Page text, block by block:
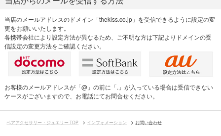
当店のメールアドレスのドメイン「thekiss.co.jp」を受信できるように設定の変
更をお願いいたします。
各携帯会社により設定方法が異なるため、ご不明な方は下記よりドメインの受
信設定の変更方法をご確認ください。
お客様のメールアドレスが「@」の前に「.」が入っている場合は受信できない
ケースがございますので、お電話にてお問合せください。
ペアアクセサリー・ジュエリー TOP インフォメーション お問い合わせ